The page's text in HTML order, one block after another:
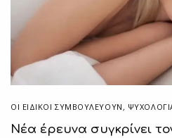
ΟΙ ΕΙΔΙΚΟΊ ΣΥΜΒΟΥΛΕΎΟΥΝ ,
Νέα έρευνα συγκρίνει